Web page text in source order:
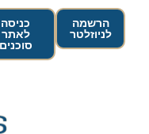
הרשמה
לניוזלטר
כניסה
לאתר
סוכנים